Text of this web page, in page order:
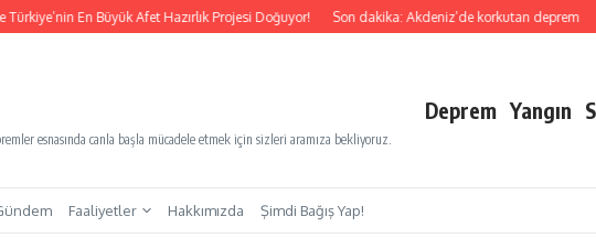
En Büyük Afet Hazırlık Projesi Doğuyor! Son dakika: Akdeniz’de korkutan deprem
esnasında canla başla mücadele etmek için sizleri aramıza bekliyoruz.
Deprem Yangın
Faaliyetler Hakkımızda Şimdi Bağış Yap!